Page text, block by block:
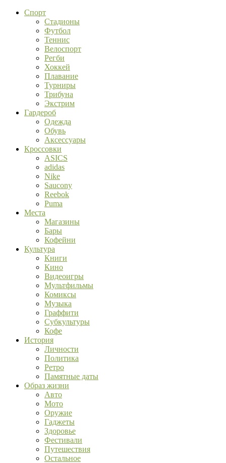
Спорт
Стадионы
Футбол
Теннис
Велоспорт
Регби
Хоккей
Плавание
Турниры
Трибуна
Экстрим
Гардероб
Одежда
Обувь
Аксессуары
Кроссовки
ASICS
adidas
Nike
Saucony
Reebok
Puma
Места
Магазины
Бары
Кофейни
Культура
Книги
Кино
Видеоигры
Мультфильмы
Комиксы
Музыка
Граффити
Субкультуры
Кофе
История
Личности
Политика
Ретро
Памятные даты
Образ жизни
Авто
Мото
Оружие
Гаджеты
Здоровье
Фестивали
Путешествия
Остальное